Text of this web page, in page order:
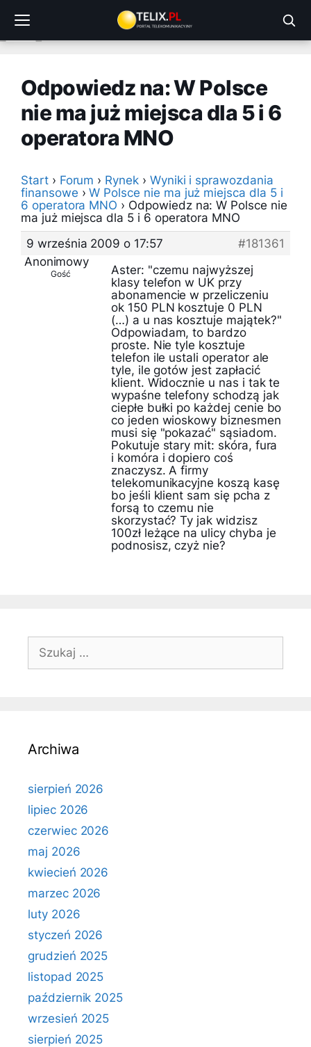
treści
Odpowiedz na: W Polsce
nie ma już miejsca dla 5 i 6
operatora MNO
Start › Forum › Rynek › Wyniki i sprawozdania
finansowe › W Polsce nie ma już miejsca dla 5 i
6 operatora MNO › Odpowiedz na: W Polsce nie
ma już miejsca dla 5 i 6 operatora MNO
9 września 2009 o 17:57
#181361
Anonimowy
Gość
Aster: "czemu najwyższej
klasy telefon w UK przy
abonamencie w przeliczeniu
ok 150 PLN kosztuje 0 PLN
(…) a u nas kosztuje majątek?"
Odpowiadam, to bardzo
proste. Nie tyle kosztuje
telefon ile ustali operator ale
tyle, ile gotów jest zapłacić
klient. Widocznie u nas i tak te
wypaśne telefony schodzą jak
ciepłe bułki po każdej cenie bo
co jeden wioskowy biznesmen
musi się "pokazać" sąsiadom.
Pokutuje stary mit: skóra, fura
i komóra i dopiero coś
znaczysz. A firmy
telekomunikacyjne koszą kasę
bo jeśli klient sam się pcha z
forsą to czemu nie
skorzystać? Ty jak widzisz
100zł leżące na ulicy chyba je
podnosisz, czyż nie?
Szukaj:
Archiwa
sierpień 2026
lipiec 2026
czerwiec 2026
maj 2026
kwiecień 2026
marzec 2026
luty 2026
styczeń 2026
grudzień 2025
listopad 2025
październik 2025
wrzesień 2025
sierpień 2025